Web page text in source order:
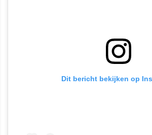
Dit bericht bekijken op